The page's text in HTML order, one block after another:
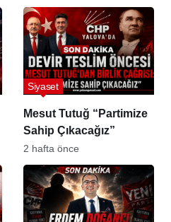
Mesut Tutuğ “Partimize
Sahip Çıkacağız”
Siyaset
2 hafta önce